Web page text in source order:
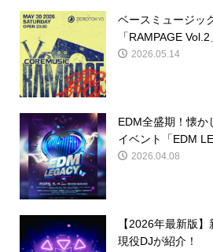
ベースミュージッ
「RAMPAGE
2026.05.14
EDM全盛期！懐か
イベント「EDM
2026.04.08
【2026年最新版
現役DJが紹介！